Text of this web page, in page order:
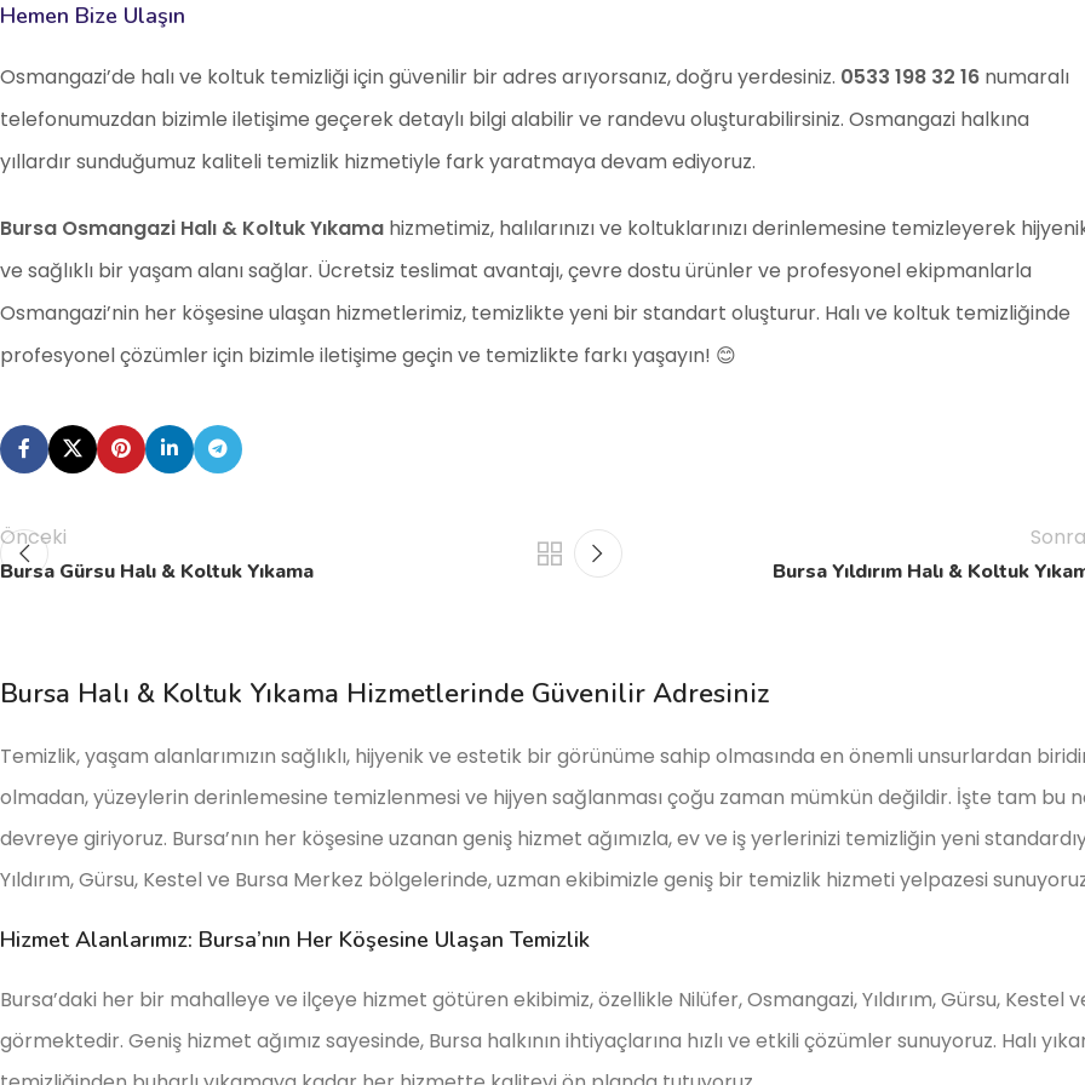
Hemen Bize Ulaşın
Osmangazi’de halı ve koltuk temizliği için güvenilir bir adres arıyorsanız, doğru yerdesiniz. 0533 198 32 16 numaralı
telefonumuzdan bizimle iletişime geçerek detaylı bilgi alabilir ve randevu oluşturabilirsiniz. Osmangazi halkına
yıllardır sunduğumuz kaliteli temizlik hizmetiyle fark yaratmaya devam ediyoruz.
Bursa Osmangazi Halı & Koltuk Yıkama hizmetimiz, halılarınızı ve koltuklarınızı derinlemesine temizleyerek
ve sağlıklı bir yaşam alanı sağlar. Ücretsiz teslimat avantajı, çevre dostu ürünler ve profesyonel ekipmanlarla
Osmangazi’nin her köşesine ulaşan hizmetlerimiz, temizlikte yeni bir standart oluşturur. Halı ve koltuk temizliğinde
profesyonel çözümler için bizimle iletişime geçin ve temizlikte farkı yaşayın! 😊
Önceki
Bursa Gürsu Halı & Koltuk Yıkama Bursa Yıldırım Halı & Koltuk
Bursa Halı & Koltuk Yıkama Hizmetlerinde Güvenilir Adresiniz
Temizlik, yaşam alanlarımızın sağlıklı, hijyenik ve estetik bir görünüme sahip olmasında en önemli unsurlardan
olmadan, yüzeylerin derinlemesine temizlenmesi ve hijyen sağlanması çoğu zaman mümkün değildir. İşte tam bu
devreye giriyoruz. Bursa’nın her köşesine uzanan geniş hizmet ağımızla, ev ve iş yerlerinizi temizliğin yeni
Yıldırım, Gürsu, Kestel ve Bursa Merkez bölgelerinde, uzman ekibimizle geniş bir temizlik hizmeti yelpazesi
Hizmet Alanlarımız: Bursa’nın Her Köşesine Ulaşan Temizlik
Bursa’daki her bir mahalleye ve ilçeye hizmet götüren ekibimiz, özellikle Nilüfer, Osmangazi, Yıldırım, Gürsu, Kestel
görmektedir. Geniş hizmet ağımız sayesinde, Bursa halkının ihtiyaçlarına hızlı ve etkili çözümler sunuyoruz. Halı